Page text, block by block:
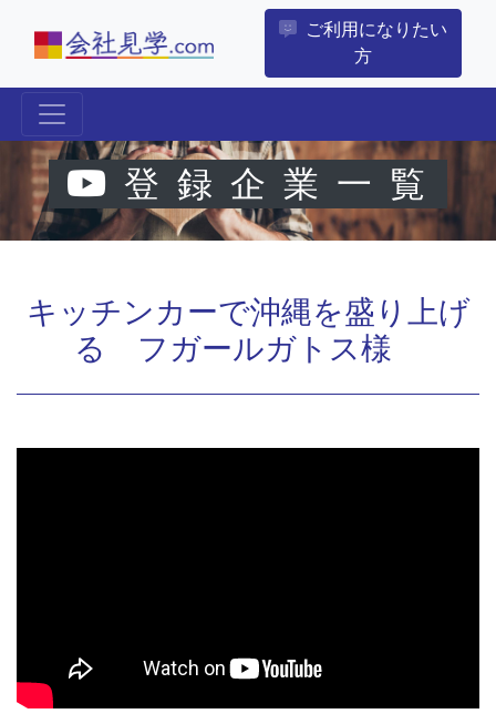
ご利用になりたい
方
登録企業一覧
キッチンカーで沖縄を盛り上げ
る フガールガトス様